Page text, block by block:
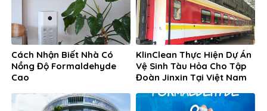
Cách Nhận Biết Nhà Có
Nồng Độ Formaldehyde
Cao
KlinClean Thực Hiện Dự Án
Vệ Sinh Tàu Hỏa Cho Tập
Đoàn Jinxin Tại Việt Nam